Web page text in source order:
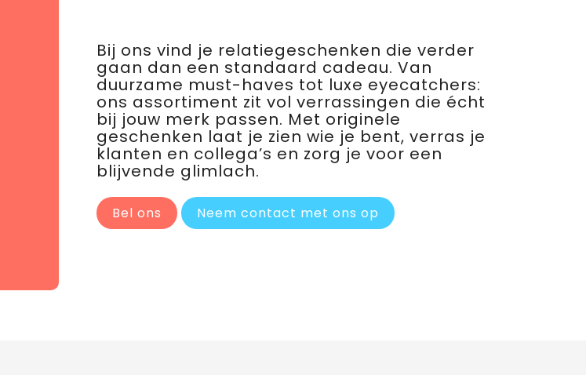
Bij ons vind je relatiegeschenken die verder
gaan dan een standaard cadeau. Van
duurzame must-haves tot luxe eyecatchers:
ons assortiment zit vol verrassingen die écht
bij jouw merk passen. Met originele
geschenken laat je zien wie je bent, verras je
klanten en collega’s en zorg je voor een
blijvende glimlach.
Bel ons Neem contact met ons op